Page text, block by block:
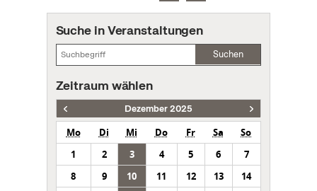
Suche in Veranstaltungen
Suchen
Zeitraum wählen
Dezember 2025
Mo Di Mi Do Fr Sa
So
1
2 3 4 5 6
7
8
9 10 11 12 13
14